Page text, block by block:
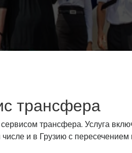
трансфера
трансфера. Услуга
и в Грузию с пересечением